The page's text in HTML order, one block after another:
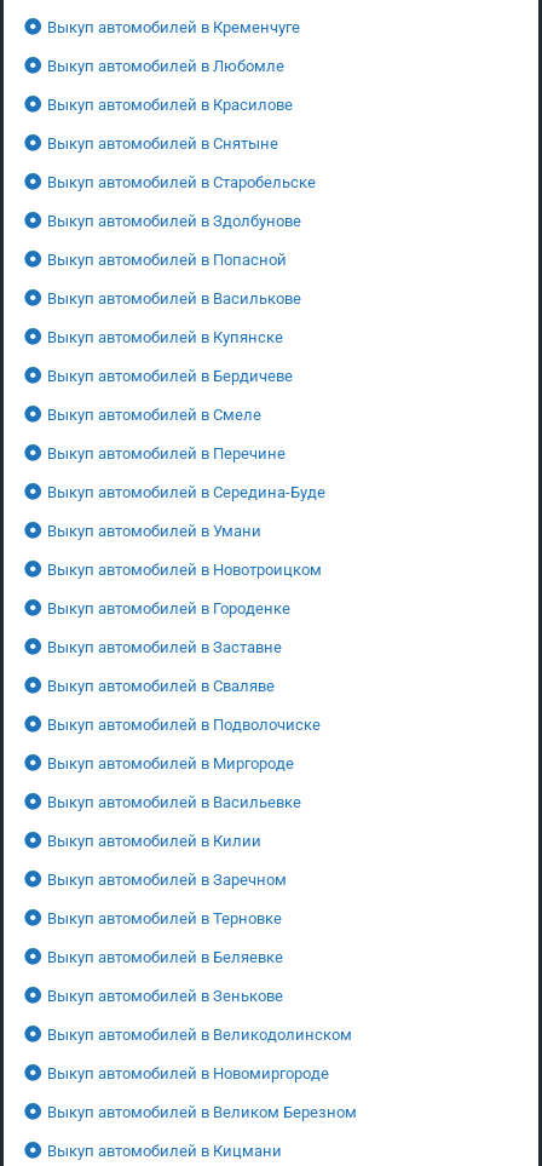
Выкуп автомобилей в Кременчуге
Выкуп автомобилей в Любомле
Выкуп автомобилей в Красилове
Выкуп автомобилей в Снятыне
Выкуп автомобилей в Старобельске
Выкуп автомобилей в Здолбунове
Выкуп автомобилей в Попасной
Выкуп автомобилей в Василькове
Выкуп автомобилей в Купянске
Выкуп автомобилей в Бердичеве
Выкуп автомобилей в Смеле
Выкуп автомобилей в Перечине
Выкуп автомобилей в Середина-Буде
Выкуп автомобилей в Умани
Выкуп автомобилей в Новотроицком
Выкуп автомобилей в Городенке
Выкуп автомобилей в Заставне
Выкуп автомобилей в Сваляве
Выкуп автомобилей в Подволочиске
Выкуп автомобилей в Миргороде
Выкуп автомобилей в Васильевке
Выкуп автомобилей в Килии
Выкуп автомобилей в Заречном
Выкуп автомобилей в Терновке
Выкуп автомобилей в Беляевке
Выкуп автомобилей в Зенькове
Выкуп автомобилей в Великодолинском
Выкуп автомобилей в Новомиргороде
Выкуп автомобилей в Великом Березном
Выкуп автомобилей в Кицмани